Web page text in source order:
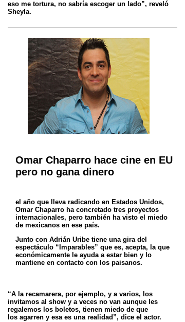
eso me tortura, no sabría escoger un lado”, reveló
Sheyla.
Omar Chaparro hace cine en EU
pero no gana dinero
el año que lleva radicando en Estados Unidos,
Omar Chaparro ha concretado tres proyectos
internacionales, pero también ha visto el miedo
de mexicanos en ese país.
Junto con Adrián Uribe tiene una gira del
espectáculo “Imparables” que es, acepta, la que
económicamente le ayuda a estar bien y lo
mantiene en contacto con los paisanos.
“A la recamarera, por ejemplo, y a varios, los
invitamos al show y a veces no van aunque les
regalemos los boletos, tienen miedo de que
los agarren y esa es una realidad”, dice el actor.